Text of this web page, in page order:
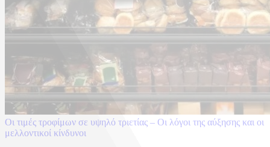
Οι τιμές τροφίμων σε υψηλό τριετίας – Οι λόγοι της αύξησης και οι
μελλοντικοί κίνδυνοι